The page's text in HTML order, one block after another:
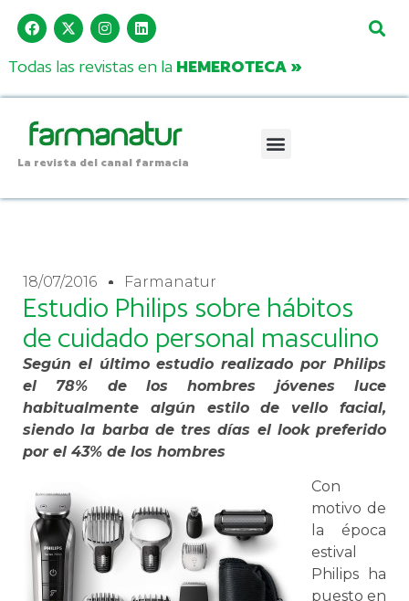
Todas las revistas en la HEMEROTECA »
La revista del canal farmacia
18/07/2016 Farmanatur
Estudio Philips sobre hábitos
de cuidado personal masculino
Según el último estudio realizado por Philips
el 78% de los hombres jóvenes luce
habitualmente algún estilo de vello facial,
siendo la barba de tres días el look preferido
por el 43% de los hombres
Con
motivo de
la época
estival
Philips ha
puesto en